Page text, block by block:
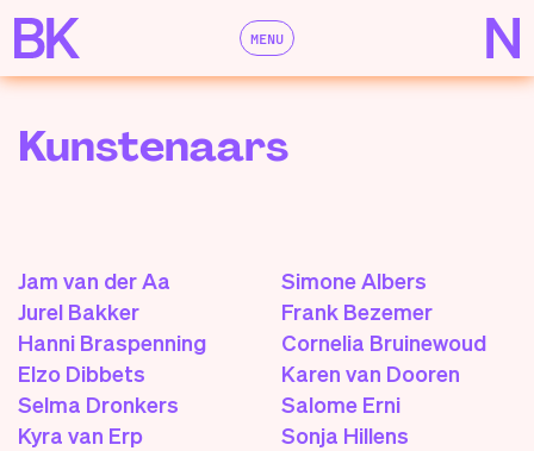
MENU
Kunstenaars
Jam van der Aa
Simone Albers
Jurel Bakker
Frank Bezemer
Hanni Braspenning
Cornelia Bruinewoud
Elzo Dibbets
Karen van Dooren
Selma Dronkers
Salome Erni
Kyra van Erp
Sonja Hillens